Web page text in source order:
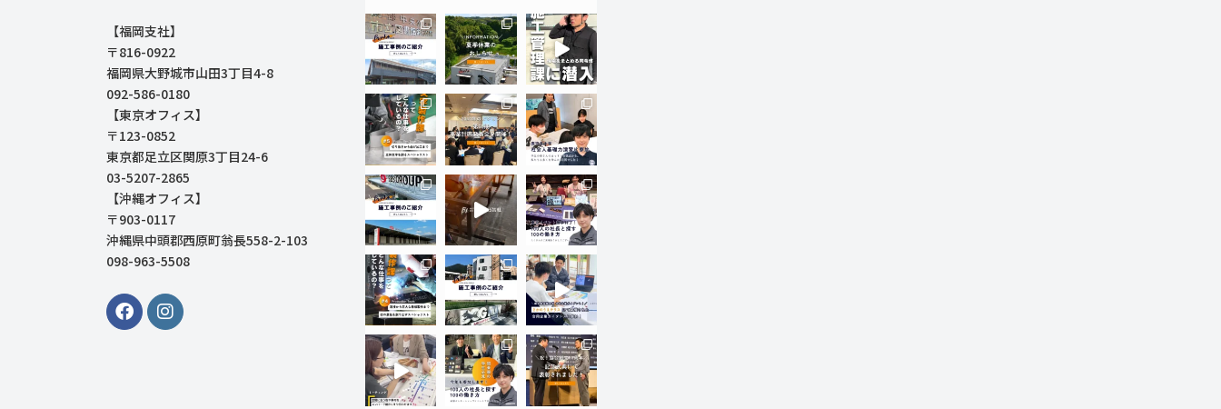
【福岡支社】
〒816-0922
福岡県大野城市山田3丁目4-8
092-586-0180
【東京オフィス】
〒123-0852
東京都足立区関原3丁目24-6
03-5207-2865
【沖縄オフィス】
〒903-0117
沖縄県中頭郡西原町翁長558-2-103
098-963-5508